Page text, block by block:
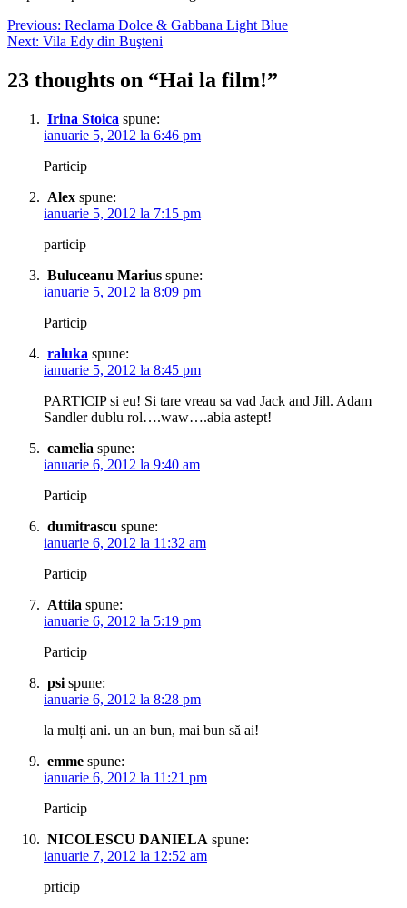
Navigare
în
articole
Previous: Reclama Dolce & Gabbana Light Blue
Next: Vila Edy din Buşteni
23 thoughts on “Hai la film!”
Irina Stoica spune:
ianuarie 5, 2012 la 6:46 pm
Particip
Alex spune:
ianuarie 5, 2012 la 7:15 pm
particip
Buluceanu Marius spune:
ianuarie 5, 2012 la 8:09 pm
Particip
raluka spune:
ianuarie 5, 2012 la 8:45 pm
PARTICIP si eu! Si tare vreau sa vad Jack and Jill. Adam
Sandler dublu rol….waw….abia astept!
camelia spune:
ianuarie 6, 2012 la 9:40 am
Particip
dumitrascu spune:
ianuarie 6, 2012 la 11:32 am
Particip
Attila spune:
ianuarie 6, 2012 la 5:19 pm
Particip
psi spune:
ianuarie 6, 2012 la 8:28 pm
la mulți ani. un an bun, mai bun să ai!
emme spune:
ianuarie 6, 2012 la 11:21 pm
Particip
NICOLESCU DANIELA spune:
ianuarie 7, 2012 la 12:52 am
prticip